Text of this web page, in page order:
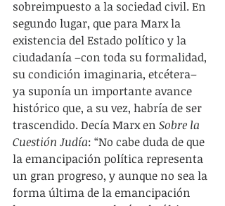
sobreimpuesto a la sociedad civil. En
segundo lugar, que para Marx la
existencia del Estado político y la
ciudadanía –con toda su formalidad,
su condición imaginaria, etcétera–
ya suponía un importante avance
histórico que, a su vez, habría de ser
trascendido. Decía Marx en Sobre la
Cuestión Judía: “No cabe duda de que
la emancipación política representa
un gran progreso, y aunque no sea la
forma última de la emancipación